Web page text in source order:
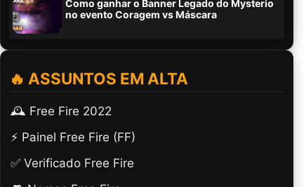
Como ganhar o Banner Legado do Mysterio
no evento Coragem vs Máscara
🔥 ASSUNTOS EM ALTA
🕰️ Free Fire 2022
⚡ Painel Free Fire (FF)
✅ Verificado Free Fire